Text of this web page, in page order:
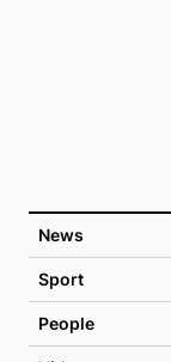
News
Sport
People